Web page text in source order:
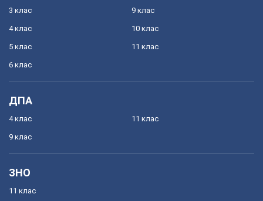
3 клас
4 клас
5 клас
6 клас
9 клас
10 клас
11 клас
ДПА
4 клас
9 клас
11 клас
ЗНО
11 клас